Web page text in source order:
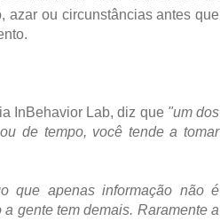
azar ou circunstâncias antes que
InBehavior Lab, diz que "um dos
de tempo, você tende a tomar
que apenas informação não é
gente tem demais. Raramente a